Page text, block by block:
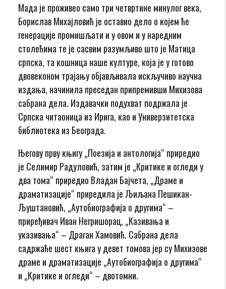
Мада је проживео само три четвртине минулог века,
Борислав Михајловић је оставио дело о којем ће
генерације промишљати и у овом и у наредним
столећима те је сасвим разумљиво што је Матица
српска, та кошница наше културе, која је у готово
двовеконом трајању објављивала искључиво научна
издања, начинила преседан припремивши Михизова
сабрана дела. Издавачки подухват подржала је
Српска читаоница из Ирига, као и Универзитетска
библиотека из Београда.
Његову прву књигу „Поезија и антологија“ приредио
је Селимир Радуловић, затим је „Критике и огледи у
два тома“ приредио Владан Бајчета, „Драме и
драматизације“ приредила je Љиљана Пешикан-
Љуштановић, „Аутобиографија о другима“ –
приређивач Иван Негришорац, „Казивања и
указивања“ – Драган Хамовић. Сабрана дела
садржаће шест књига у девет томова јер су Михизове
драме и драматизације „Аутобиографија о другима“
и „Критике и огледи“ – двотомни.